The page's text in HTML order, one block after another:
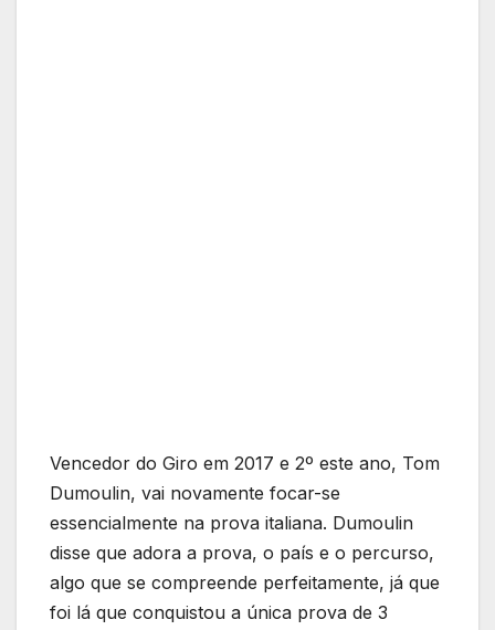
Vencedor do Giro em 2017 e 2º este ano, Tom
Dumoulin, vai novamente focar-se
essencialmente na prova italiana. Dumoulin
disse que adora a prova, o país e o percurso,
algo que se compreende perfeitamente, já que
foi lá que conquistou a única prova de 3